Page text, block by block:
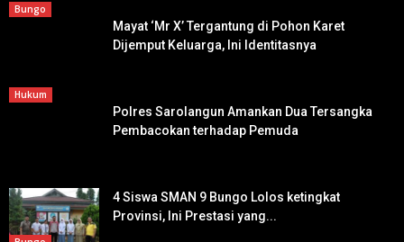
Bungo
Mayat ‘Mr X’ Tergantung di Pohon Karet
Dijemput Keluarga, Ini Identitasnya
Hukum
Polres Sarolangun Amankan Dua Tersangka
Pembacokan terhadap Pemuda
4 Siswa SMAN 9 Bungo Lolos ketingkat
Provinsi, Ini Prestasi yang...